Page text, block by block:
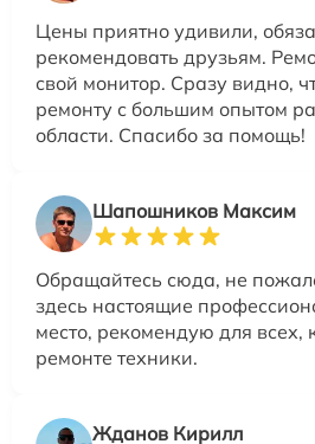
Цены приятно удивили,
рекомендовать друзьям.
свой монитор. Сразу видно,
ремонту с большим опытом
области. Спасибо за помощь!
Шапошников Максим
Обращайтесь сюда, не
здесь настоящие
место, рекомендую для всех,
ремонте техники.
Жданов Кирилл